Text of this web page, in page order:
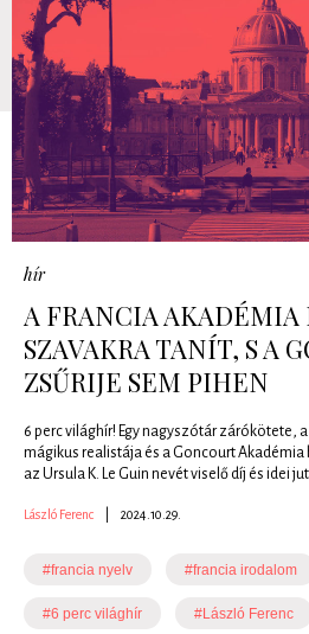
hír
A FRANCIA AKADÉMIA
SZAVAKRA TANÍT, S A
ZSŰRIJE SEM PIHEN
6 perc világhír! Egy nagyszótár zárókötete,
mágikus realistája és a Goncourt
az Ursula K. Le Guin nevét viselő díj és idei
László Ferenc 2024.10.29.
#francia nyelv #francia irodalom
#6 perc világhír #László Ferenc